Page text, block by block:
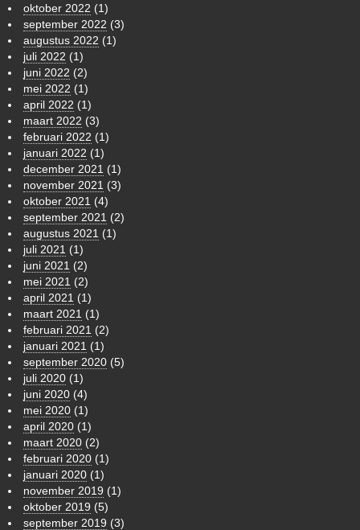
oktober 2022 (1)
september 2022 (3)
augustus 2022 (1)
juli 2022 (1)
juni 2022 (2)
mei 2022 (1)
april 2022 (1)
maart 2022 (3)
februari 2022 (1)
januari 2022 (1)
december 2021 (1)
november 2021 (3)
oktober 2021 (4)
september 2021 (2)
augustus 2021 (1)
juli 2021 (1)
juni 2021 (2)
mei 2021 (2)
april 2021 (1)
maart 2021 (1)
februari 2021 (2)
januari 2021 (1)
september 2020 (5)
juli 2020 (1)
juni 2020 (4)
mei 2020 (1)
april 2020 (1)
maart 2020 (2)
februari 2020 (1)
januari 2020 (1)
november 2019 (1)
oktober 2019 (5)
september 2019 (3)